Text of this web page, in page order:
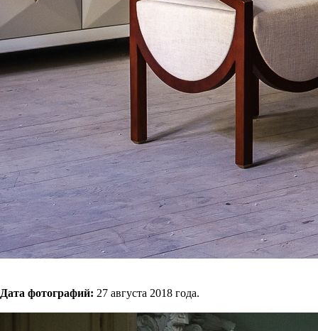
Дата фотографий: 27 августа 2018 года.